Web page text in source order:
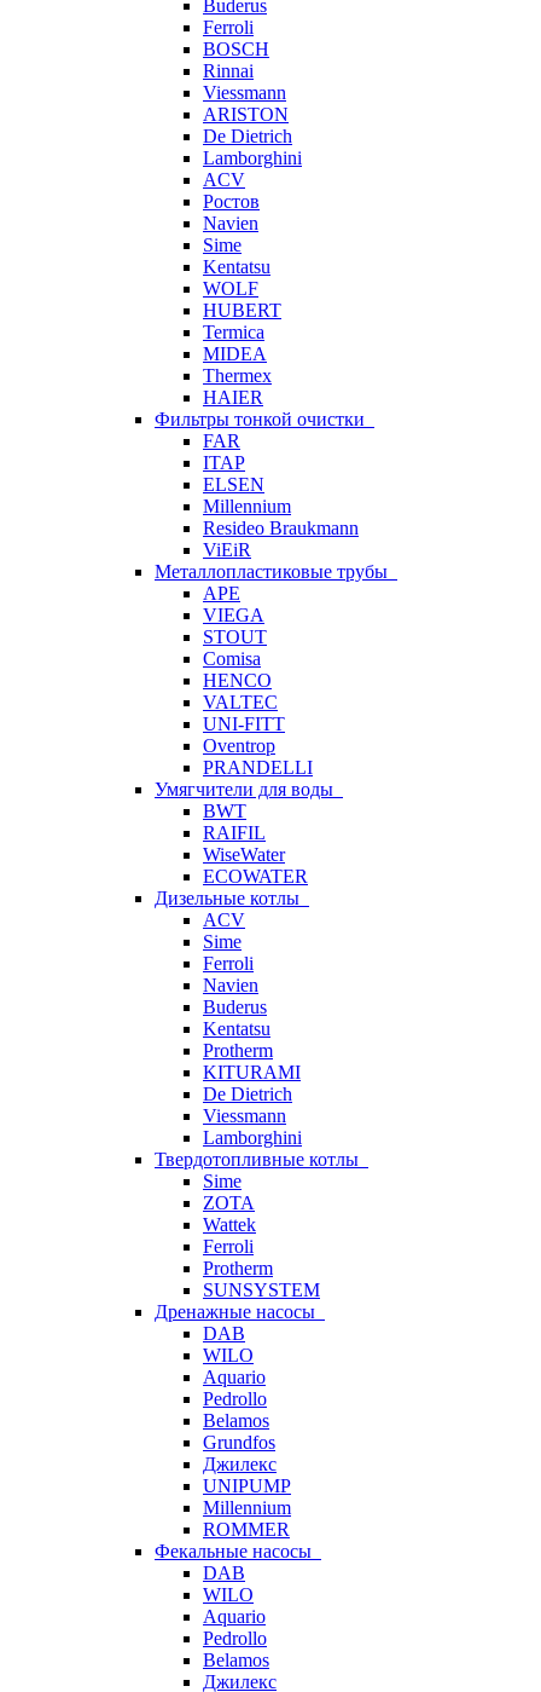
Buderus
Ferroli
BOSCH
Rinnai
Viessmann
ARISTON
De Dietrich
Lamborghini
ACV
Ростов
Navien
Sime
Kentatsu
WOLF
HUBERT
Termica
MIDEA
Thermex
HAIER
Фильтры тонкой очистки
FAR
ITAP
ELSEN
Millennium
Resideo Braukmann
ViEiR
Металлопластиковые трубы
APE
VIEGA
STOUT
Comisa
HENCO
VALTEC
UNI-FITT
Oventrop
PRANDELLI
Умягчители для воды
BWT
RAIFIL
WiseWater
ECOWATER
Дизельные котлы
ACV
Sime
Ferroli
Navien
Buderus
Kentatsu
Protherm
KITURAMI
De Dietrich
Viessmann
Lamborghini
Твердотопливные котлы
Sime
ZOTA
Wattek
Ferroli
Protherm
SUNSYSTEM
Дренажные насосы
DAB
WILO
Aquario
Pedrollo
Belamos
Grundfos
Джилекс
UNIPUMP
Millennium
ROMMER
Фекальные насосы
DAB
WILO
Aquario
Pedrollo
Belamos
Джилекс